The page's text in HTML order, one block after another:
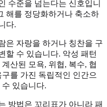
수준을 넘는다는 신호입니
해를 정당화하거나 축소하
다.
은 자랑을 하거나 칭찬을 구
할 수 있습니다. 악성 패턴
산된 모욕, 위협, 복수, 협
를 가진 독립적인 인간으
있습니다.
방법은 꼬리표가 아니라 패